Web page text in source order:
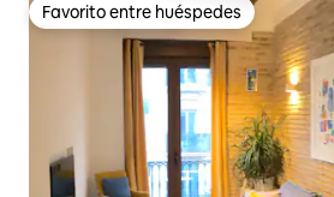
Favorito entre huéspedes
Favorito entre huéspedes